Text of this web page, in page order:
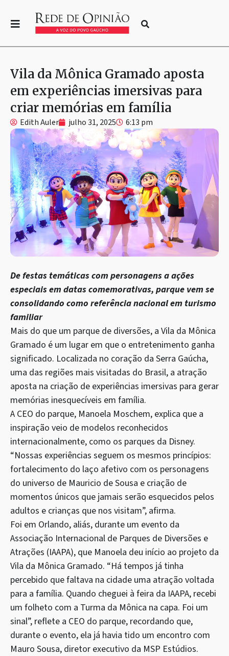
Vila da Mônica Gramado aposta
em experiências imersivas para
criar memórias em família
Edith Auler julho 31, 2025 6:13 pm
De festas temáticas com personagens a ações
especiais em datas comemorativas, parque vem se
consolidando como referência nacional em turismo
familiar
Mais do que um parque de diversões, a Vila da Mônica
Gramado é um lugar em que o entretenimento ganha
significado. Localizada no coração da Serra Gaúcha,
uma das regiões mais visitadas do Brasil, a atração
aposta na criação de experiências imersivas para gerar
memórias inesquecíveis em família.
A CEO do parque, Manoela Moschem, explica que a
inspiração veio de modelos reconhecidos
internacionalmente, como os parques da Disney.
“Nossas experiências seguem os mesmos princípios:
fortalecimento do laço afetivo com os personagens
do universo de Mauricio de Sousa e criação de
momentos únicos que jamais serão esquecidos pelos
adultos e crianças que nos visitam”, afirma.
Foi em Orlando, aliás, durante um evento da
Associação Internacional de Parques de Diversões e
Atrações (IAAPA), que Manoela deu início ao projeto da
Vila da Mônica Gramado. “Há tempos já tinha
percebido que faltava na cidade uma atração voltada
para a família. Quando cheguei à feira da IAAPA, recebi
um folheto com a Turma da Mônica na capa. Foi um
sinal”, reflete a CEO do parque, recordando que,
durante o evento, ela já havia tido um encontro com
Mauro Sousa, diretor executivo da MSP Estúdios.